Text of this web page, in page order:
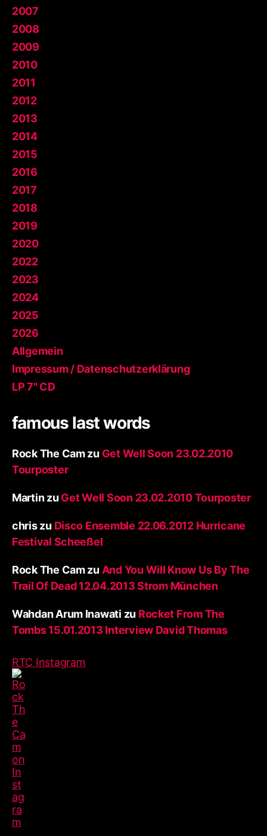
2007
2008
2009
2010
2011
2012
2013
2014
2015
2016
2017
2018
2019
2020
2022
2023
2024
2025
2026
Allgemein
Impressum / Datenschutzerklärung
LP 7" CD
famous last words
Rock The Camzu Get Well Soon 23.02.2010
Tourposter
Martinzu Get Well Soon 23.02.2010 Tourposter
chriszu Disco Ensemble 22.06.2012 Hurricane
Festival Scheeßel
Rock The Camzu And You Will Know Us By The
Trail Of Dead 12.04.2013 Strom München
Wahdan Arum Inawati zu Rocket From The
Tombs 15.01.2013 Interview David Thomas
RTC Instagram